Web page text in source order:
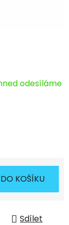
odesíláme
DO KOŠÍKU
Sdílet